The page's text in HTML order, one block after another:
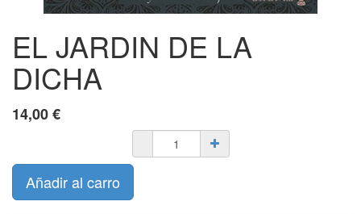
EL JARDIN DE LA
DICHA
14,00€
Añadir al carro